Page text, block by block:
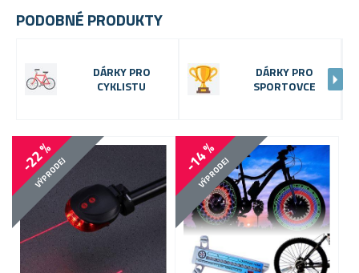
PODOBNÉ PRODUKTY
DÁRKY PRO
CYKLISTU
DÁRKY PRO
SPORTOVCE
-22 %
VÝPRODEJ -14 %
VÝPRODEJ